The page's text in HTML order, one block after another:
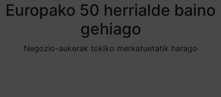
Europako 50 herrialde baino
gehiago
Negozio-aukerak tokiko merkatuetatik harago